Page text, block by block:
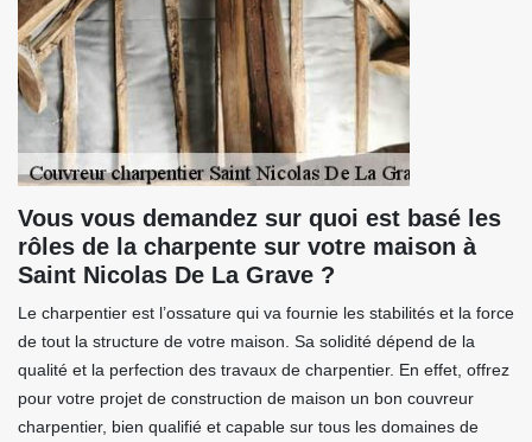
Vous vous demandez sur quoi est basé les
rôles de la charpente sur votre maison à
Saint Nicolas De La Grave ?
Le charpentier est l’ossature qui va fournie les stabilités et la force
de tout la structure de votre maison. Sa solidité dépend de la
qualité et la perfection des travaux de charpentier. En effet, offrez
pour votre projet de construction de maison un bon couvreur
charpentier, bien qualifié et capable sur tous les domaines de